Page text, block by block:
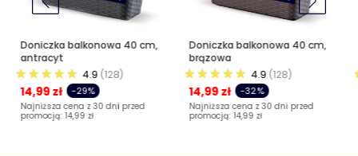
Doniczka balkonowa 40 cm,
antracyt
4.9 (128)
14,99 zł -29%
Najniższa cena z 30 dni przed
promocją: 14,99 zł
Doniczka balkonowa 40 cm,
brązowa
4.9 (128)
14,99 zł -32%
Najniższa cena z 30 dni przed
promocją: 14,99 zł